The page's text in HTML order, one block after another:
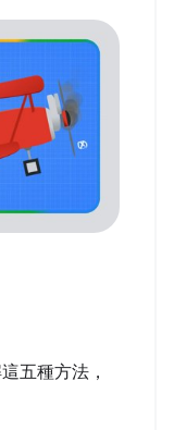
五種方法，